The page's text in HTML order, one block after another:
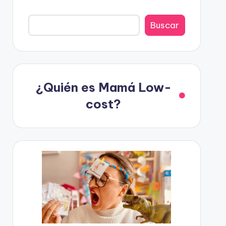
Buscar
¿Quién es Mamá Low-
cost?